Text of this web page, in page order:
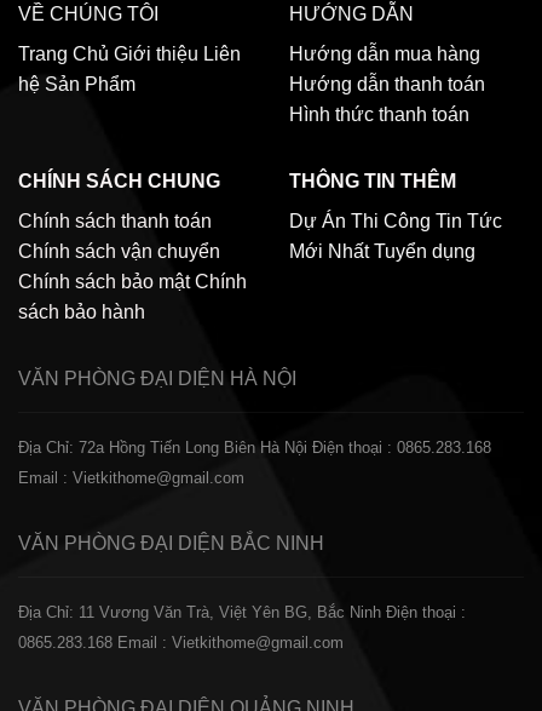
VỀ CHÚNG TÔI
Trang Chủ Giới thiệu Liên
hệ Sản Phẩm
HƯỚNG DẪN
Hướng dẫn mua hàng
Hướng dẫn thanh toán
Hình thức thanh toán
CHÍNH SÁCH CHUNG
Chính sách thanh toán
Chính sách vận chuyển
Chính sách bảo mật Chính
sách bảo hành
THÔNG TIN THÊM
Dự Án Thi Công Tin Tức
Mới Nhất Tuyển dụng
VĂN PHÒNG ĐẠI DIỆN HÀ NỘI
Địa Chỉ: 72a Hồng Tiến Long Biên Hà Nội Điện thoại : 0865.283.168
Email : Vietkithome@gmail.com
VĂN PHÒNG ĐẠI DIỆN BẮC NINH
Địa Chỉ: 11 Vương Văn Trà, Việt Yên BG, Bắc Ninh Điện thoại :
0865.283.168 Email : Vietkithome@gmail.com